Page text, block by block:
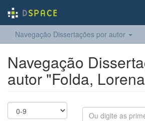
Navegação Dissertações por autor
Navegação
autor "Folda,